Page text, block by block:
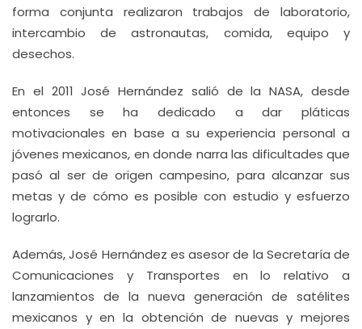
forma conjunta realizaron trabajos de laboratorio,
intercambio de astronautas, comida, equipo y
desechos.
En el 2011 José Hernández salió de la NASA, desde
entonces se ha dedicado a dar pláticas
motivacionales en base a su experiencia personal a
jóvenes mexicanos, en donde narra las dificultades que
pasó al ser de origen campesino, para alcanzar sus
metas y de cómo es posible con estudio y esfuerzo
lograrlo.
Además, José Hernández es asesor de la Secretaría de
Comunicaciones y Transportes en lo relativo a
lanzamientos de la nueva generación de satélites
mexicanos y en la obtención de nuevas y mejores